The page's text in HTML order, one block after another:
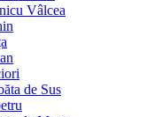
Vâlcea
de Sus